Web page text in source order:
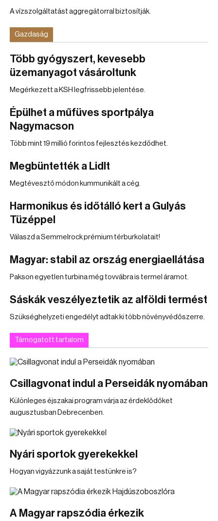
A vízszolgáltatást aggregátorral biztosítják.
Gazdaság
Több gyógyszert, kevesebb
üzemanyagot vásároltunk
Megérkezett a KSH legfrissebb jelentése.
Épülhet a műfüves sportpálya
Nagymacson
Több mint 19 millió forintos fejlesztés kezdődhet.
Megbüntették a Lidlt
Megtévesztő módon kummunikált a cég.
Harmonikus és időtálló kert a Gulyás
Tüzéppel
Válaszd a Semmelrock prémium térburkolatait!
Magyar: stabil az ország energiaellátása
Pakson egyetlen turbina még tovvábra is termel áramot.
Sáskák veszélyeztetik az alföldi termést
Szükséghelyzeti engedélyt adtak ki több növényvédőszerre.
Támogatott tartalom
Csillagvonat indul a Perseidák nyomában
Különleges éjszakai program várja az érdeklődőket
augusztusban Debrecenben.
Nyári sportok gyerekekkel
Hogyan vigyázzunk a saját testünkre is?
A Magyar rapszódia érkezik